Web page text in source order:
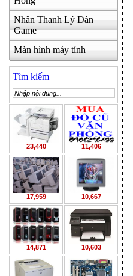
Nhân Thanh Lý Dàn
Game
Màn hình máy tính
Tìm kiếm
23,440 11,406
17,959 10,667
14,871 10,603